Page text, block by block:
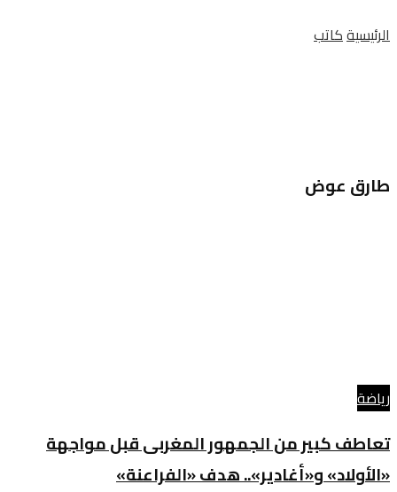
الرئيسيةكاتب
طارق عوض
رياضة
تعاطف كبير من الجمهور المغربى قبل مواجهة
«الأولاد» و«أغادير».. هدف «الفراعنة»